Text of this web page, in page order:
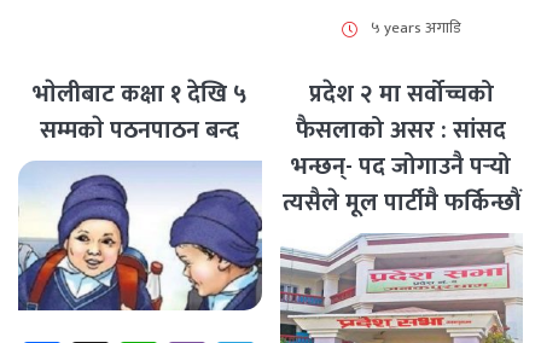
५ years अगाडि
भाेलीबाट कक्षा १ देखि ५
सम्मकाे पठनपाठन बन्द
प्रदेश २ मा सर्वोच्चको
फैसलाको असर : सांसद
भन्छन्- पद जोगाउनै पर्‍यो
त्यसैले मूल पार्टीमै फर्किन्छौं